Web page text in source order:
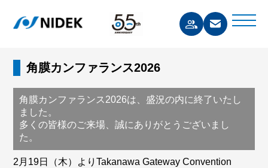
角膜カンファランス2026
角膜カンファランス2026は、盛況の内に終了いたし
ました。
多くの皆様のご来場、誠にありがとうございまし
た。
2月19日（木）よりTakanawa Gateway Convention